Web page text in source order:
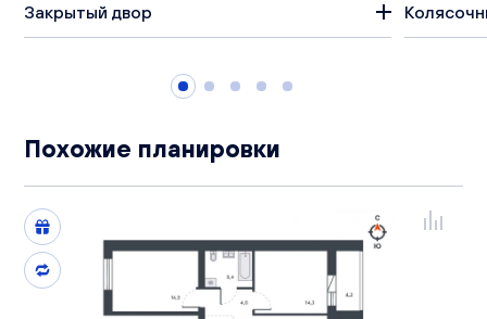
Закрытый двор
Похожие планировки